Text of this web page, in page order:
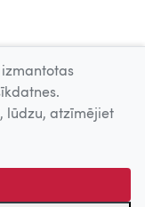
izmantotas
lūdzu, atzīmējiet